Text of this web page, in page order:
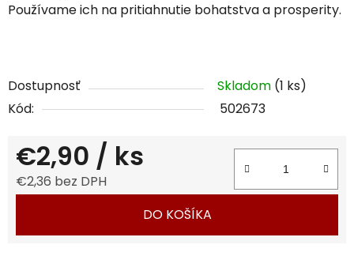
Používame ich na pritiahnutie bohatstva a prosperity.
Dostupnosť Skladom (1 ks)
Kód:
502673
€2,90 / ks
€2,36 bez DPH
DO KOŠÍKA